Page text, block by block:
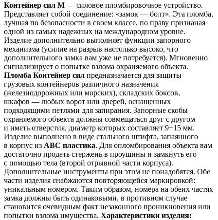
Контейнер сил М — силовое пломбировочное устройство.
Представляет собой соединение: «замок — болт». Эта пломба,
лучшая по безопасности в своем классе, по праву признаная
одной из самых надежных на международном уровне.
Изделие дополнительно выполняет функции запорного
механизма (усилие на разрыв настолько высоко, что
дополнительного замка вам уже не потребуется). Мгновенно
сигнализирует о попытке взлома охраняемого объекта.
Пломба Контейнер сил предназначается для защиты
грузовых контейнеров различного назначения
(железнодорожных или морских), складских боксов,
шкафов — любых ворот или дверей, оснащенных
подходящими петлями для запирания. Запорные скобы
охраняемого объекта должны совмещаться друг с другом
и иметь отверстия, диаметр которых составляет 9−15 мм.
Изделие выполнено в виде стального штифта, запаянного
в корпус из АВС пластика. Для опломбирования объекта вам
достаточно продеть стержень в проушины и замкнуть его
с помощью тела (второй отрывной части корпуса).
Дополнительные инструменты при этом не понадобятся. Обе
части изделия снабжаются повторяющейся маркировкой:
уникальным номером. Таким образом, номера на обеих частях
замка должны быть одинаковыми, в противном случае
становится очевидным факт незаконного проникновения или
попытки взлома имущества. Характеристики изделия: